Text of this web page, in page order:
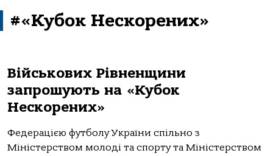
#«Кубок Нескорених»
Військових Рівненщини
запрошують на «Кубок
Нескорених»
Федерацією футболу України спільно з
Міністерством молоді та спорту та Міністерством